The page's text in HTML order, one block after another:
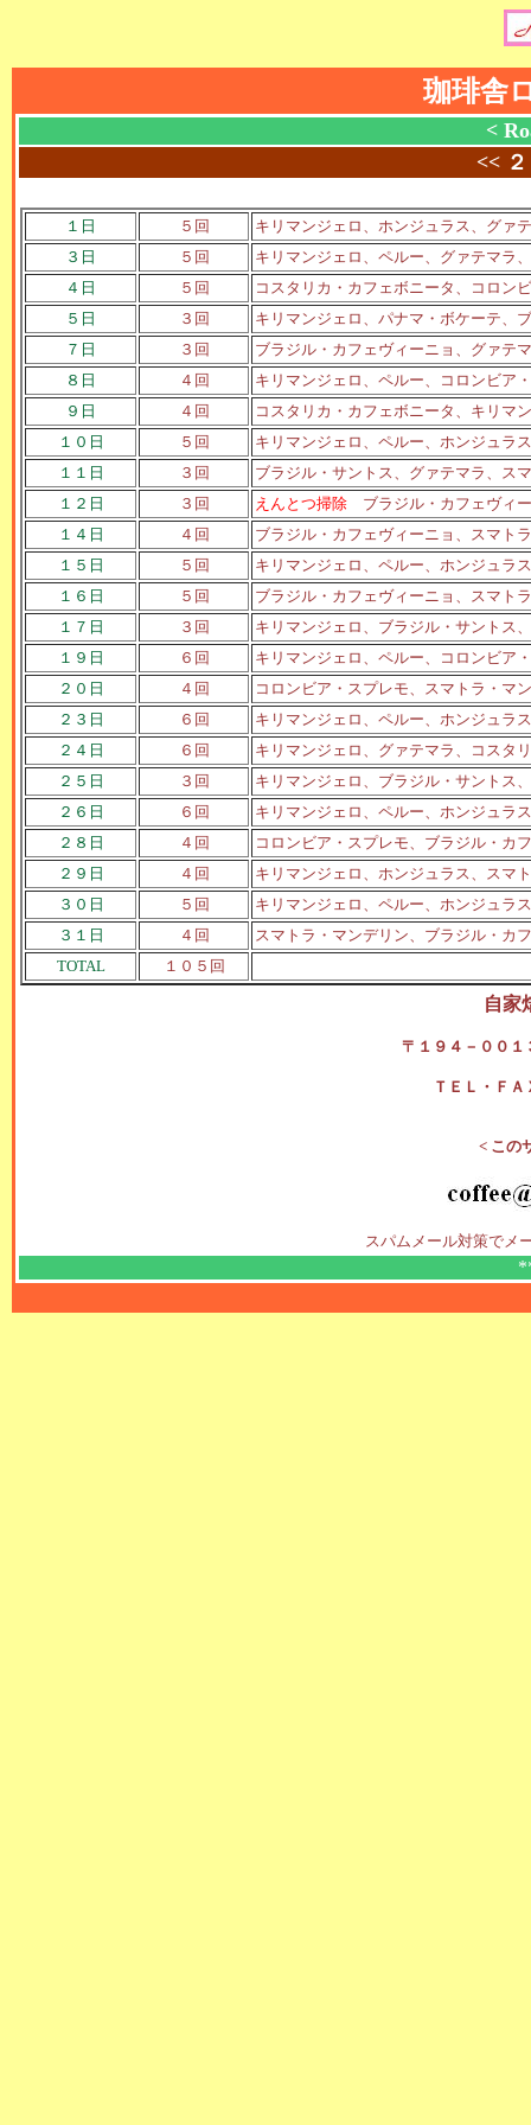
珈琲舎
<
<<
１日 ５回
キリマンジェロ、ホンジュラス、グァ
３日
５回
キリマンジェロ、ペルー、グァテマラ
４日
５回
コスタリカ・カフェボニータ、コロン
５日
３回
キリマンジェロ、パナマ・ボケーテ、
７日
３回
ブラジル・カフェヴィーニョ、グァテ
８日
４回
キリマンジェロ、ペルー、コロンビア
９日
４回
コスタリカ・カフェボニータ、キリマ
１０日
５回
キリマンジェロ、ペルー、ホンジュラ
１１日
３回
ブラジル・サントス、グァテマラ、ス
１２日
３回 えんとつ掃除 ブラジル・カフェヴィ
１４日
４回
ブラジル・カフェヴィーニョ、スマト
１５日
５回
キリマンジェロ、ペルー、ホンジュラ
１６日
５回
ブラジル・カフェヴィーニョ、スマト
１７日
３回
キリマンジェロ、ブラジル・サントス
１９日
６回
キリマンジェロ、ペルー、コロンビア
２０日
４回
コロンビア・スプレモ、スマトラ・マ
２３日
６回
キリマンジェロ、ペルー、ホンジュラ
２４日
６回
キリマンジェロ、グァテマラ、コスタ
２５日
３回
キリマンジェロ、ブラジル・サントス
２６日
６回
キリマンジェロ、ペルー、ホンジュラ
２８日
４回
コロンビア・スプレモ、ブラジル・カ
２９日
４回
キリマンジェロ、ホンジュラス、スマ
３０日
５回
キリマンジェロ、ペルー、ホンジュラ
３１日
４回
スマトラ・マンデリン、ブラジル・カ
TOTAL
１０５回
自家
〒１９４－００１
ＴＥＬ・Ｆ
< この
スパムメール対策でメ